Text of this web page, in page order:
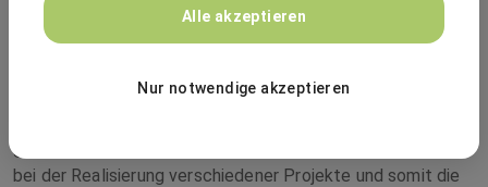
Unseren Werkstudenten bieten wir eine aktive Mitarbeit
bei der Realisierung verschiedener Projekte und somit die
Alle akzeptieren
Nur notwendige akzeptieren